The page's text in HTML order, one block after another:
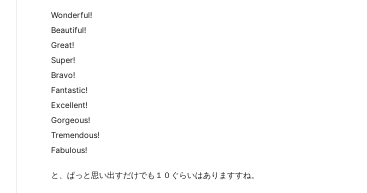
Wonderful!
Beautiful!
Great!
Super!
Bravo!
Fantastic!
Excellent!
Gorgeous!
Tremendous!
Fabulous!
と、ぱっと思い出すだけでも１０ぐらいはありますすね。